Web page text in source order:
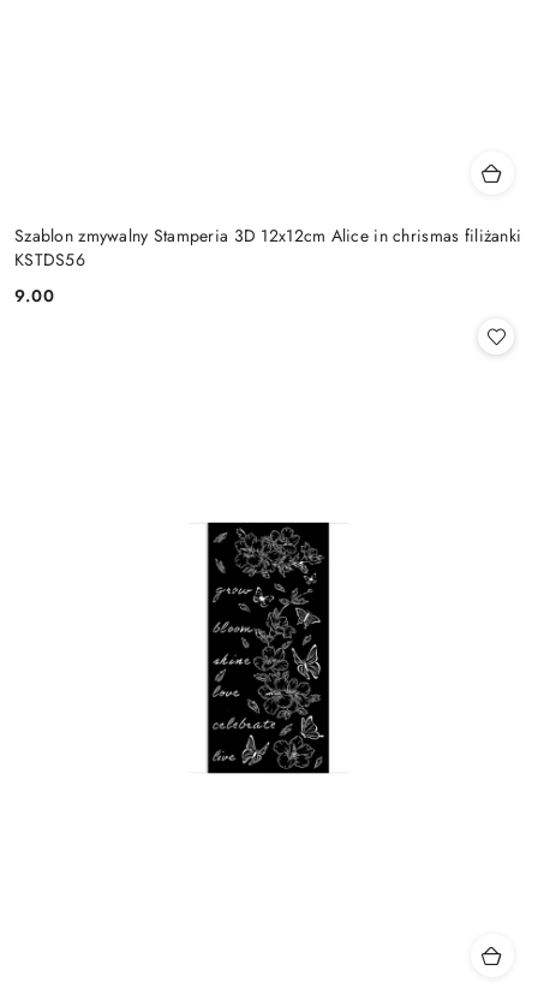
Szablon zmywalny Stamperia 3D 12x12cm Alice in chrismas filiżanki
KSTDS56
Cena:
9.00